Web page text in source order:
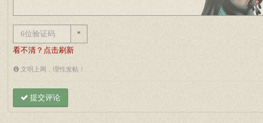
*
看不清？点击刷新
文明上网，理性发帖！
提交评论